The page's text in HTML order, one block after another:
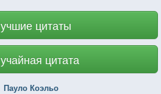
цитаты
цитата
Пауло Коэльо